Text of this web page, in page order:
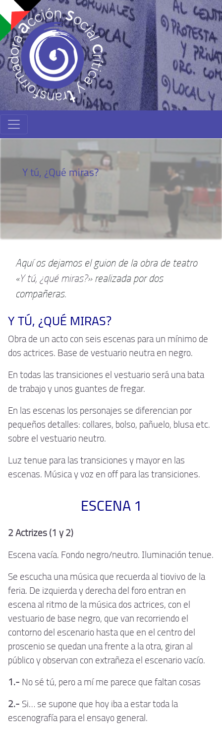
Y tú, ¿Qué miras?
Aquí os dejamos el guion de la obra de teatro
«Y tú, ¿qué miras?» realizada por dos
compañeras.
Y TÚ, ¿QUÉ MIRAS?
Obra de un acto con seis escenas para un mínimo de
dos actrices. Base de vestuario neutra en negro.
En todas las transiciones el vestuario será una bata
de trabajo y unos guantes de fregar.
En las escenas los personajes se diferencian por
pequeños detalles: collares, bolso, pañuelo, blusa etc.
sobre el vestuario neutro.
Luz tenue para las transiciones y mayor en las
escenas. Música y voz en off para las transiciones.
ESCENA 1
2 Actrizes (1 y 2)
Escena vacía. Fondo negro/neutro. Iluminación tenue.
Se escucha una música que recuerda al tiovivo de la
feria. De izquierda y derecha del foro entran en
escena al ritmo de la música dos actrices, con el
vestuario de base negro, que van recorriendo el
contorno del escenario hasta que en el centro del
proscenio se quedan una frente a la otra, giran al
público y observan con extrañeza el escenario vacío.
1.- No sé tú, pero a mí me parece que faltan cosas
2.- Si… se supone que hoy iba a estar toda la
escenografía para el ensayo general.